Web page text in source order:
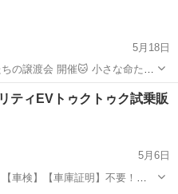
5月18日
開催🐱 小さな命たち
する子猫たち
せん。
展示会 夫婦
ティEVトゥクトゥク試乗販
5月6日